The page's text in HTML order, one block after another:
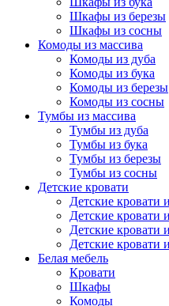
Шкафы из березы
Шкафы из сосны
Комоды из массива
Комоды из дуба
Комоды из бука
Комоды из березы
Комоды из сосны
Тумбы из массива
Тумбы из дуба
Тумбы из бука
Тумбы из березы
Тумбы из сосны
Детские кровати
Детские кровати
Детские кровати
Детские кровати
Детские кровати
Белая мебель
Кровати
Шкафы
Комоды